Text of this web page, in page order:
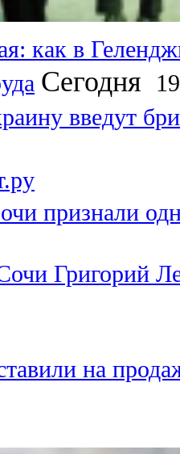
как в
Сегодня
введут
признали
Григорий
на